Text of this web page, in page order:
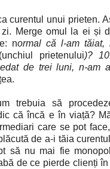
curentul unui prieten.
Merge omul la ei și
normal că l-am tăiat,
(unchiul prietenului)?
de trei luni, n-am
trebuia să
că încă e în viață?
care se pot
de a-i tăia
să nu mai fie
de ce pierde clienți în